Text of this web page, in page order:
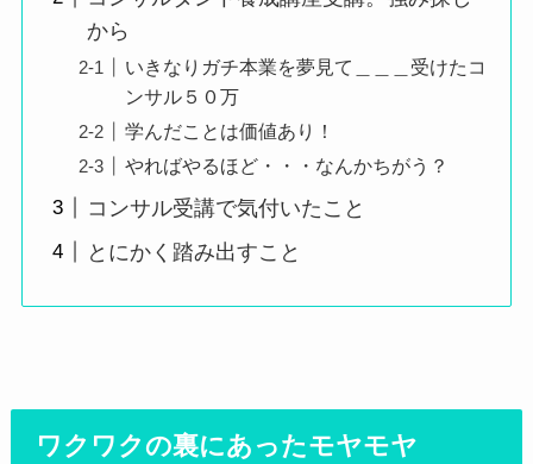
から
いきなりガチ本業を夢見て＿＿＿受けたコ
ンサル５０万
学んだことは価値あり！
やればやるほど・・・なんかちがう？
コンサル受講で気付いたこと
とにかく踏み出すこと
ワクワクの裏にあったモヤモヤ